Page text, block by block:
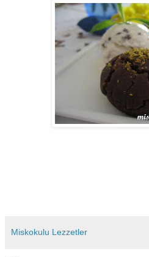
Miskokulu Lezzetler